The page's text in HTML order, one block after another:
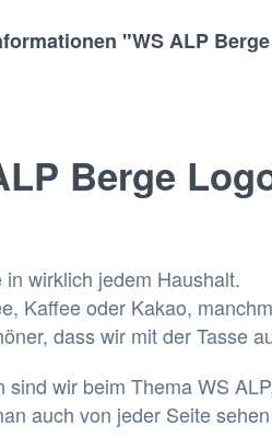
"WS ALP
Berge
in wirklich jedem Haushalt.
Kaffee oder Kakao,
dass wir mit der Tasse
sind wir beim Thema WS
auch von jeder Seite